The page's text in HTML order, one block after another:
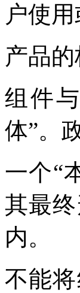
户使用
产品
组件
体”。
一个“
其最
内。
不能